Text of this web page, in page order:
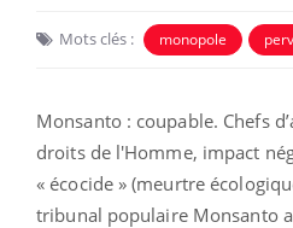
Mots clés : monopole
Monsanto : coupable. Chefs
droits de l'Homme, impact
« écocide » (meurtre
tribunal populaire Monsanto